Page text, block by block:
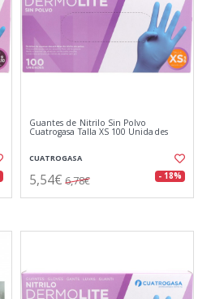
Guantes de Nitrilo Sin Polvo
Cuatrogasa Talla XS 100 Unidades
CUATROGASA
5,54€ 6,78€ - 18%